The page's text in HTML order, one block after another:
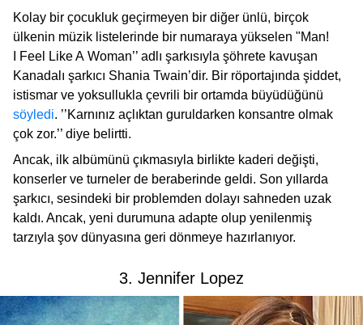
Kolay bir çocukluk geçirmeyen bir diğer ünlü, birçok
ülkenin müzik listelerinde bir numaraya yükselen "Man!
I Feel Like A Woman’’ adlı şarkısıyla şöhrete kavuşan
Kanadalı şarkıcı Shania Twain’dir. Bir röportajında şiddet,
istismar ve yoksullukla çevrili bir ortamda büyüdüğünü
söyledi. ’’Karnınız açlıktan guruldarken konsantre olmak
çok zor.’’ diye belirtti.
Ancak, ilk albümünü çıkmasıyla birlikte kaderi değişti,
konserler ve turneler de beraberinde geldi. Son yıllarda
şarkıcı, sesindeki bir problemden dolayı sahneden uzak
kaldı. Ancak, yeni durumuna adapte olup yenilenmiş
tarzıyla şov dünyasına geri dönmeye hazırlanıyor.
3. Jennifer Lopez